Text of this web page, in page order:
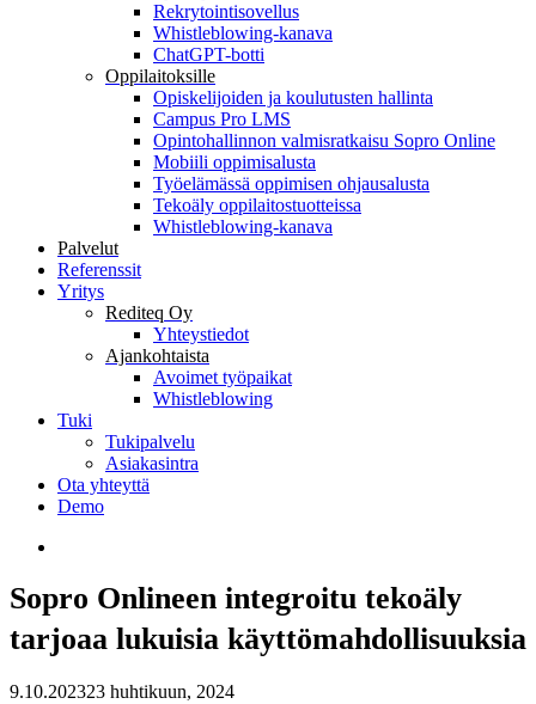
Rekrytointisovellus
Whistleblowing-kanava
ChatGPT-botti
Oppilaitoksille
Opiskelijoiden ja koulutusten hallinta
Campus Pro LMS
Opintohallinnon valmisratkaisu Sopro Online
Mobiili oppimisalusta
Työelämässä oppimisen ohjausalusta
Tekoäly oppilaitostuotteissa
Whistleblowing-kanava
Palvelut
Referenssit
Yritys
Rediteq Oy
Yhteystiedot
Ajankohtaista
Avoimet työpaikat
Whistleblowing
Tuki
Tukipalvelu
Asiakasintra
Ota yhteyttä
Demo
Sopro Onlineen integroitu tekoäly
tarjoaa lukuisia käyttömahdollisuuksia
9.10.202323 huhtikuun, 2024